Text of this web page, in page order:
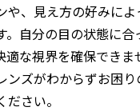
や、見え方の好みによ
。自分の目の状態に合
な視界を確保できま
ンズがわからずお困
さい。